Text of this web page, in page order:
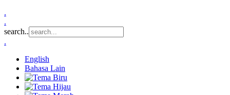
.
.
search..
.
English
Bahasa Lain